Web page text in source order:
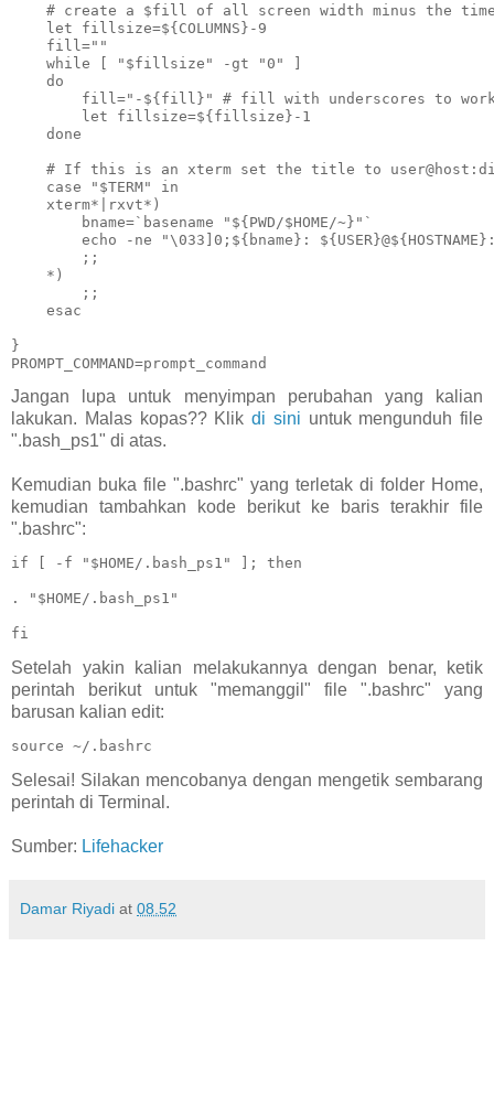
# create a $fill of all screen width minus the
    let fillsize=${COLUMNS}-9
    fill=""
    while [ "$fillsize" -gt "0" ]
    do
fill="-${fill}" # fill with underscores to
        let fillsize=${fillsize}-1
    done
# If this is an xterm set the title to
    case "$TERM" in
    xterm*|rxvt*)
        bname=`basename "${PWD/$HOME/~}"`
echo -ne "\033]0;${bname}:
        ;;
    *)
        ;;
    esac
}
PROMPT_COMMAND=prompt_command
Jangan lupa untuk menyimpan perubahan yang kalian
lakukan. Malas kopas?? Klik di sini untuk mengunduh file
".bash_ps1" di atas.
Kemudian buka file ".bashrc" yang terletak di folder Home,
kemudian tambahkan kode berikut ke baris terakhir file
".bashrc":
if [ -f "$HOME/.bash_ps1" ]; then
. "$HOME/.bash_ps1"
fi
Setelah yakin kalian melakukannya dengan benar, ketik
perintah berikut untuk "memanggil" file ".bashrc" yang
barusan kalian edit:
source ~/.bashrc
Selesai! Silakan mencobanya dengan mengetik sembarang
perintah di Terminal.
Sumber: Lifehacker
Damar Riyadi at 08.52